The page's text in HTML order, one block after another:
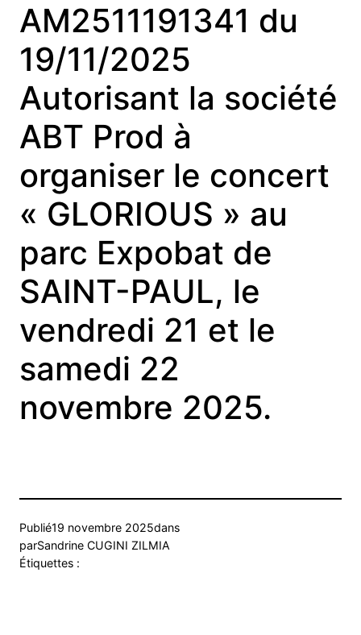
AM2511191341 du
19/11/2025
Autorisant la société
ABT Prod à
organiser le concert
« GLORIOUS » au
parc Expobat de
SAINT-PAUL, le
vendredi 21 et le
samedi 22
novembre 2025.
Publié19 novembre 2025dans
parSandrine CUGINI ZILMIA
Étiquettes :